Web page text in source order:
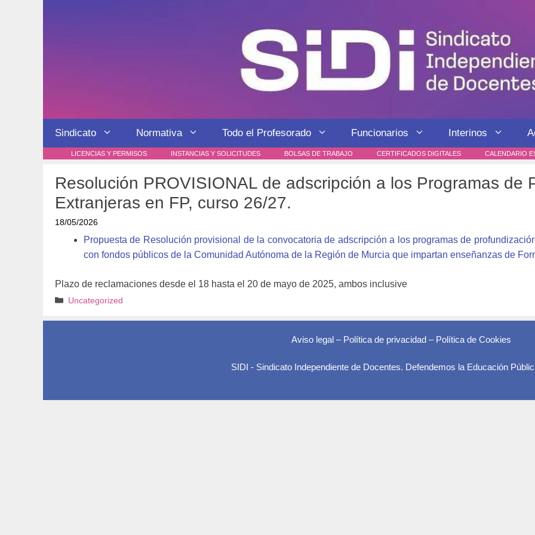
Sindicato Normativa Todo el Profesorado Funcionarios Interinos
LICENCIAS Y PERMISOS INSTANCIAS Y SOLICITUDES BOLSAS DE TRABAJO CERTIFICADOS DIGITALES CALENDARIO
Resolución PROVISIONAL de adscripción a los Programas de
Extranjeras en FP, curso 26/27.
18/05/2026
Propuesta de Resolución provisional de la convocatoria de adscripción a los programas de
con fondos públicos de la Comunidad Autónoma de la Región de Murcia que impartan enseñanzas de
Plazo de reclamaciones desde el 18 hasta el 20 de mayo de 2025, ambos inclusive
Categorías
Uncategorized
Aviso legal – Política de privacidad – Política de Cookies
SIDI - Sindicato Independiente de Docentes. Defendemos la Educación